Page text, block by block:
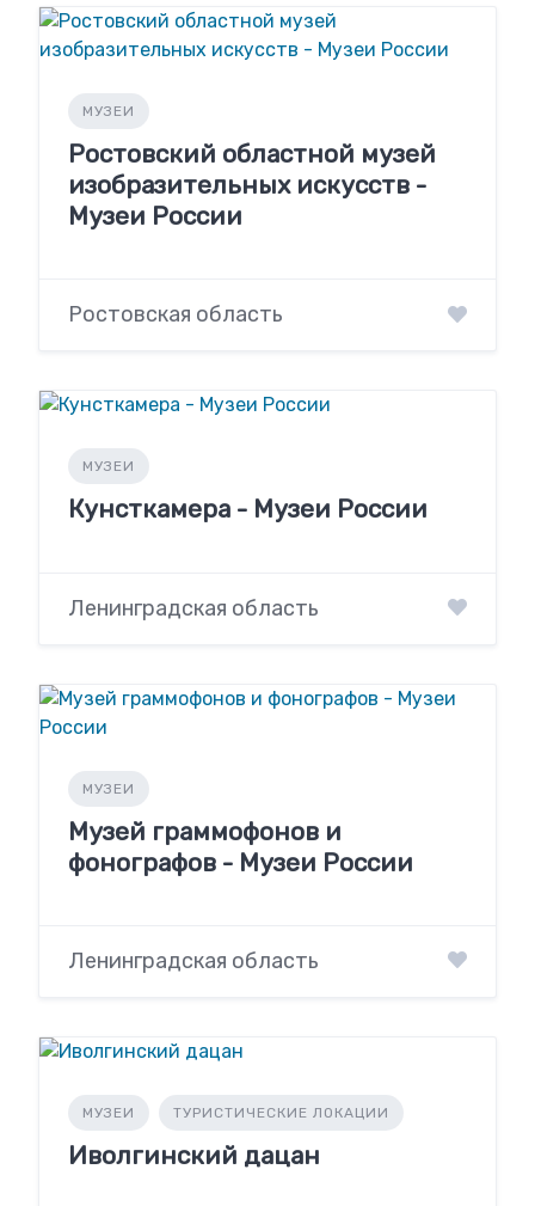
МУЗЕИ
Ростовский областной музей
изобразительных искусств -
Музеи России
Ростовская область
МУЗЕИ
Кунсткамера - Музеи России
Ленинградская область
МУЗЕИ
Музей граммофонов и
фонографов - Музеи России
Ленинградская область
МУЗЕИ ТУРИСТИЧЕСКИЕ ЛОКАЦИИ
Иволгинский дацан